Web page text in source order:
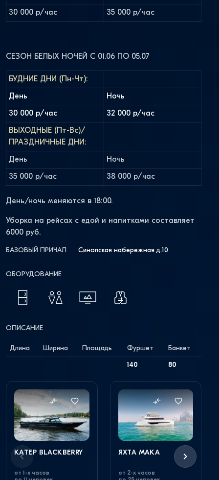
30 000 р/час 35 000 р/час
СЕЗОН БЕЛЫХ НОЧЕЙ С 01.06 ПО 05.07
БУДНИЕ ДНИ (Пн-Чт):
День Ночь
30 000 р/час 32 000 р/час
ВЫХОДНЫЕ (Пт-Вс)/
ПРАЗДНИЧНЫЕ ДНИ:
День Ночь
35 000 р/час 38 000 р/час
День/ночь меняются в 18:00.
Уборка на рейсах с едой и напитками составляет
6000 руб.
БАЗОВЫЙ ПРИЧАЛ Синопская набережная д.10
ОБОРУДОВАНИЕ
ОПИСАНИЕ
Длина Ширина Площадь Фуршет Банкет
140 80
КАТЕР BLACKBERRY
от 1-х часов
ЯХТА MAKA
от 2-х часов